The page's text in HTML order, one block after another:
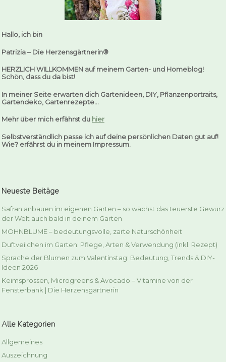
Hallo, ich bin
Patrizia – Die Herzensgärtnerin®
HERZLICH WILLKOMMEN auf meinem Garten- und Homeblog!
Schön, dass du da bist!
In meiner Seite erwarten dich Gartenideen, DIY, Pflanzenportraits,
Gartendeko, Gartenrezepte…
Mehr über mich erfährst du hier
Selbstverständlich passe ich auf deine persönlichen Daten gut auf!
Wie? erfährst du in meinem Impressum.
Neueste Beitäge
Safran anbauen im eigenen Garten – so wächst das teuerste Gewürz
der Welt auch bald in deinem Garten
MOHNBLUME – bedeutungsvolle, zarte Naturschönheit
Duftveilchen im Garten: Pflege, Arten & Verwendung (inkl. Rezept)
Sprache der Blumen zum Valentinstag: Bedeutung, Trends & DIY-
Ideen 2026
Keimsprossen, Microgreens & Avocado – Vitamine von der
Fensterbank | Die Herzensgärtnerin
Alle Kategorien
Allgemeines
Auszeichnung